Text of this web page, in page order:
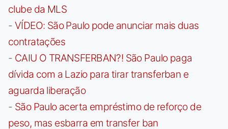
clube da MLS
- VÍDEO: São Paulo pode anunciar mais duas
contratações
- CAIU O TRANSFERBAN?! São Paulo paga
dívida com a Lazio para tirar transferban e
aguarda liberação
- São Paulo acerta empréstimo de reforço de
peso, mas esbarra em transfer ban